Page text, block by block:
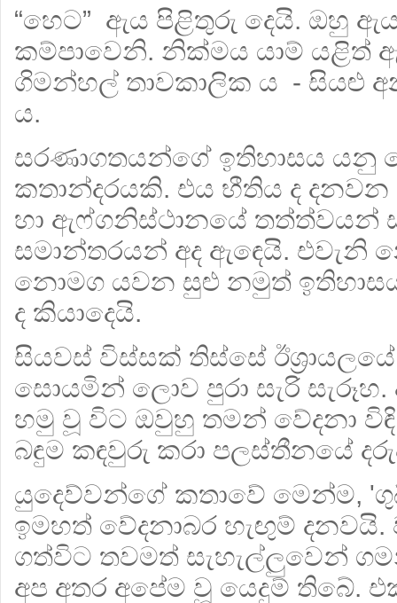
“හෙට” ඇය පිළිතුරු දෙයි. ඔහු
කම්පාවෙනි. නික්මය යාම් යළිත්
ගිමන්හල් තාවකාලික ය - සියළු
ය.
සරණාගතයන්ගේ ඉතිහාසය යනු
කතාන්දරයකි. එය භීතිය ද
හා ඇෆ්ගනිස්ථානයේ තත්ත්වයන්
සමාන්තරයන් අද ඇඳෙයි. එවැනි
නොමග යවන සුළු නමුත්
ද කියාදෙයි.
සියවස් විස්සක් තිස්සේ
සොයමින් ලොව පුරා සැරි සැරූහ.
හමු වූ විට ඔවුහු තමන් වේදනා
බඳුම කඳවුරු කරා පලස්තීනයේ
යුදෙව්වන්ගේ කතාවේ මෙන්ම,
ඉමහත් වේදනාබර හැඟුම්
ගත්විට තවමත් සැහැල්ලුවෙන්
අප අතර අපේම වූ යෙදුම් තිබේ.